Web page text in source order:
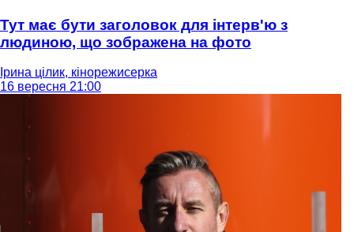
Тут має бути заголовок для інтерв'ю з
людиною, що зображена на фото
Ірина цілик, кінорежисерка
16 вересня 21:00